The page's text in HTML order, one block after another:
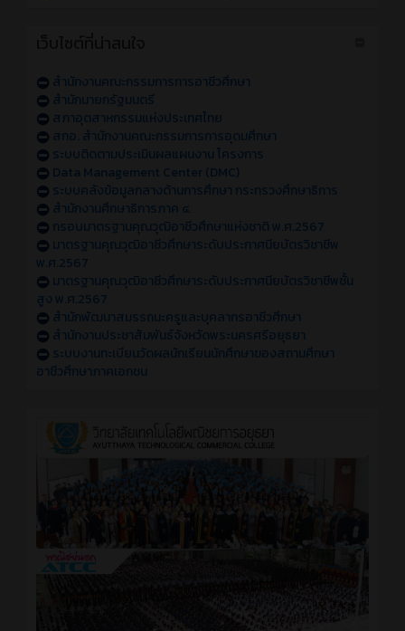
สำนักงานคณะกรรมการการอาชีวศึกษา
สำนักนายกรัฐมนตรี
สภาอุตสาหกรรมแห่งประเทศไทย
สกอ. สำนักงานคณะกรรมการการอุดมศึกษา
ระบบติดตามประเมินผลแผนงาน โครงการ
Data Management Center (DMC)
ระบบคลังข้อมูลกลางด้านการศึกษา กระทรวงศึกษาธิการ
สำนักงานศึกษาธิการภาค ๔
กรอบมาตรฐานคุณวุฒิอาชีวศึกษาแห่งชาติ พ.ศ.2567
มาตรฐานคุณวุฒิอาชีวศึกษาระดับประกาศนียบัตรวิชาชีพ
พ.ศ.2567
มาตรฐานคุณวุฒิอาชีวศึกษาระดับประกาศนียบัตรวิชาชีพชั้น
สูง พ.ศ.2567
สำนักพัฒนาสมรรถนะครูและบุคลากรอาชีวศึกษา
สำนักงานประชาสัมพันธ์จังหวัดพระนครศรีอยุธยา
ระบบงานทะเบียนวัดผลนักเรียนนักศึกษาของสถานศึกษา
อาชีวศึกษาภาคเอกชน